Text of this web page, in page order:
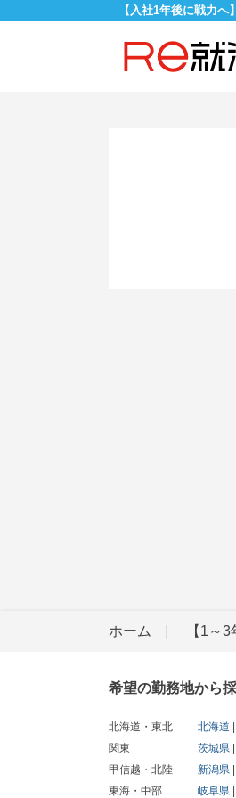
【入社1年後に戦力
ホーム 【1～
希望の勤務地から
北海道・東北 北海道
関東
茨城県
甲信越・北陸
新潟県
東海・中部
岐阜県